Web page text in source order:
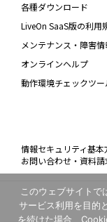
各種ダウンロード
LiveOn SaaS版の利用
メンテナンス・障害情
オンラインヘルプ
動作環境チェックツー
情報セキュリティ基本
お問い合わせ・資料請
このウェブサイト
サービス利用を目的
を続けた場合、